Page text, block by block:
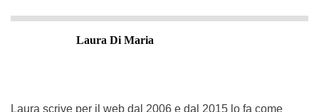
Laura Di Maria
Laura scrive per il web dal 2006 e dal 2015 lo fa come